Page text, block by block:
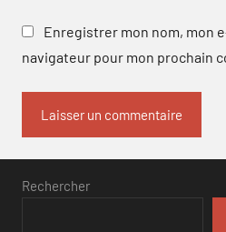
Enregistrer mon nom, mon
navigateur pour mon prochain
Rechercher